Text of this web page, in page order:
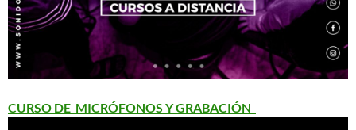
CURSO DE MICRÓFONOS Y GRABACIÓN